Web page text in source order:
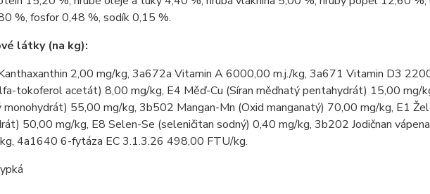
%, fosfor 0,48 %, sodík 0,15 %.
látky (na kg):
2,00 mg/kg, 3a672a Vitamin A 6000,00 m.j./kg, 3a671 Vitamin D3
tokoferol acetát) 8,00 mg/kg, E4 Měď-Cu (Síran měďnatý pentahydrát) 15,00 mg/
monohydrát) 55,00 mg/kg, 3b502 Mangan-Mn (Oxid manganatý) 70,00 mg/kg, E1
50,00 mg/kg, E8 Selen-Se (seleničitan sodný) 0,40 mg/kg, 3b202 Jodičnan
4a1640 6-fytáza EC 3.1.3.26 498,00 FTU/kg.